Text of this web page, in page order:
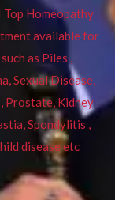
Homeopathy
available for
as Piles ,
Sexual Disease,
Prostate, Kidney
Spondylitis ,
disease etc